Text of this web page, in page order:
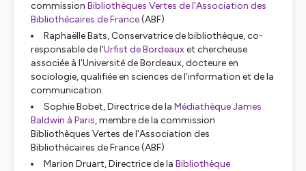
commission Bibliothèques Vertes de l'Association des
Bibliothécaires de France(ABF)
Raphaëlle Bats, Conservatrice de bibliothèque, co-
responsable de l'Urfist de Bordeauxet chercheuse
associée à l’Université de Bordeaux, docteure en
sociologie, qualifiée en sciences de l’information et de la
communication.
Sophie Bobet, Directrice de la Médiathèque James
Baldwin à Paris, membre de la commission
Bibliothèques Vertes de l'Association des
Bibliothécaires de France (ABF)
Marion Druart, Directrice de la Bibliothèque